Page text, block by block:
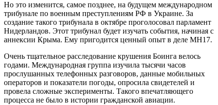
Но это изменится, самое позднее, на будущем международном
трибунале по военным преступлениям РФ в Украине. За
создание такого трибунала в октябре проголосовал парламент
Нидерландов. Этот трибунал будет изучать события, начиная с
аннексии Крыма. Ему пригодится ценный опыт в деле MH17.
Очень тщательное расследование крушения Боинга велось
годами. Международная группа изучила тысячи часов
прослушанных телефонных разговоров, данные мобильных
операторов и показатели погоды, опросила свидетелей и
провела сложные эксперименты. Такого впечатляющего
процесса не было в истории гражданской авиации.